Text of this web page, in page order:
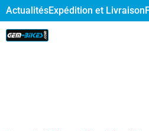
ActualitésExpédition et Livraison